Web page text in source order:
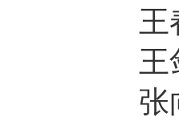
王
王
张